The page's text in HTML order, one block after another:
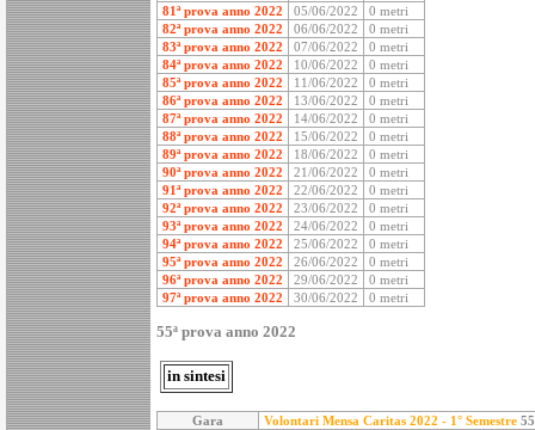
81ª prova anno 2022
05/06/2022
0 metri
82ª prova anno 2022
06/06/2022
0 metri
83ª prova anno 2022
07/06/2022
0 metri
84ª prova anno 2022
10/06/2022
0 metri
85ª prova anno 2022
11/06/2022
0 metri
86ª prova anno 2022
13/06/2022
0 metri
87ª prova anno 2022
14/06/2022
0 metri
88ª prova anno 2022
15/06/2022
0 metri
89ª prova anno 2022
18/06/2022
0 metri
90ª prova anno 2022
21/06/2022
0 metri
91ª prova anno 2022
22/06/2022
0 metri
92ª prova anno 2022
23/06/2022
0 metri
93ª prova anno 2022
24/06/2022
0 metri
94ª prova anno 2022
25/06/2022
0 metri
95ª prova anno 2022
26/06/2022
0 metri
96ª prova anno 2022
29/06/2022
0 metri
97ª prova anno 2022
30/06/2022 0 metri
55ª prova anno 2022
in sintesi
Gara Volontari Mensa Caritas 2022 - 1° Semestre